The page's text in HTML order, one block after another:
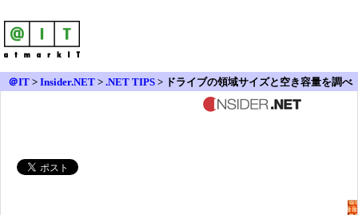
＠IT > Insider.NET > .NET TIPS > ドライブの領域サイズと空き容量を調べ